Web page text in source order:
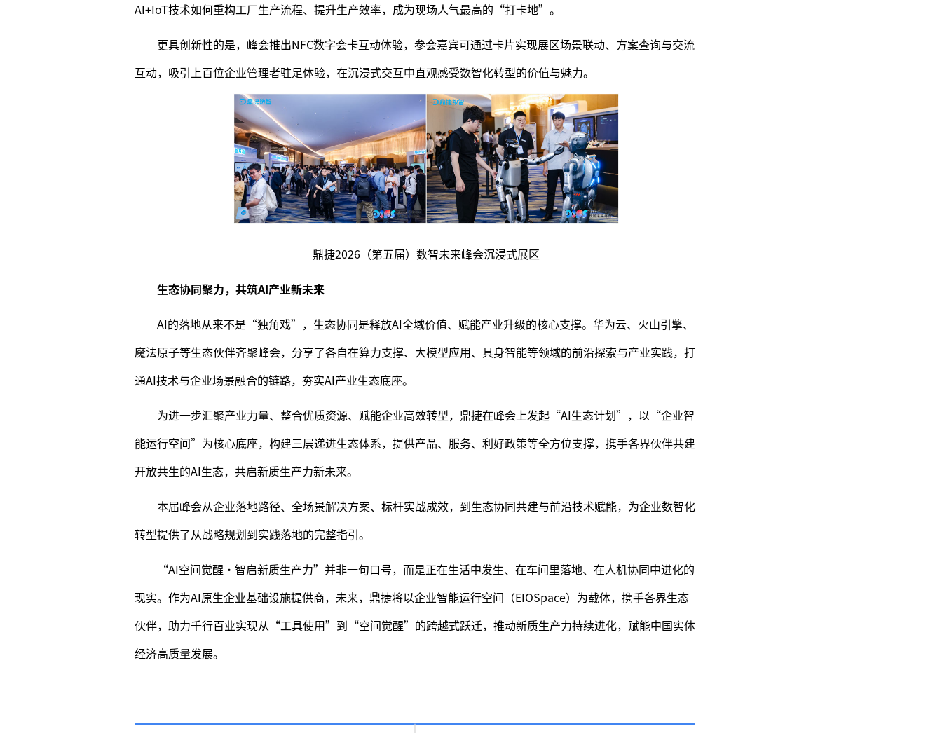
AI+IoT技术如何重构工厂生产流程、提升生产效率，成为现场人气最高的“打卡地”。
更具创新性的是，峰会推出NFC数字会卡互动体验，参会嘉宾可通过卡片实现展区场景联动、方案查询与交流
互动，吸引上百位企业管理者驻足体验，在沉浸式交互中直观感受数智化转型的价值与魅力。
鼎捷2026（第五届）数智未来峰会沉浸式展区
生态协同聚力，共筑AI产业新未来
AI的落地从来不是“独角戏”，生态协同是释放AI全域价值、赋能产业升级的核心支撑。华为云、火山引擎、
魔法原子等生态伙伴齐聚峰会，分享了各自在算力支撑、大模型应用、具身智能等领域的前沿探索与产业实践，打
通AI技术与企业场景融合的链路，夯实AI产业生态底座。
为进一步汇聚产业力量、整合优质资源、赋能企业高效转型，鼎捷在峰会上发起“AI生态计划”，以“企业智
能运行空间”为核心底座，构建三层递进生态体系，提供产品、服务、利好政策等全方位支撑，携手各界伙伴共建
开放共生的AI生态，共启新质生产力新未来。
本届峰会从企业落地路径、全场景解决方案、标杆实战成效，到生态协同共建与前沿技术赋能，为企业数智化
转型提供了从战略规划到实践落地的完整指引。
“AI空间觉醒·智启新质生产力”并非一句口号，而是正在生活中发生、在车间里落地、在人机协同中进化的
现实。作为AI原生企业基础设施提供商，未来，鼎捷将以企业智能运行空间（EIOSpace）为载体，携手各界生态
伙伴，助力千行百业实现从“工具使用”到“空间觉醒”的跨越式跃迁，推动新质生产力持续进化，赋能中国实体
经济高质量发展。